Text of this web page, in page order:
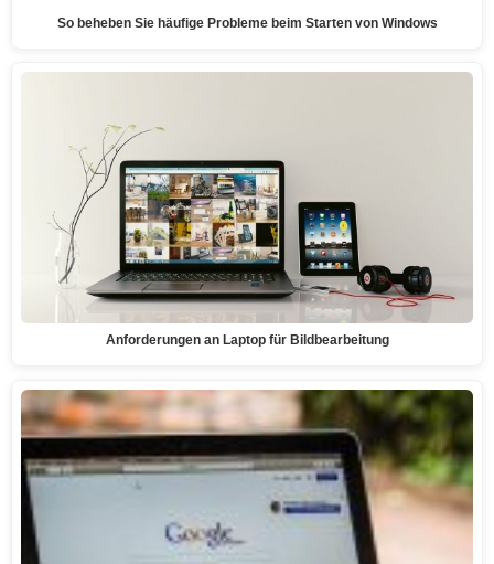
So beheben Sie häufige Probleme beim Starten von Windows
Anforderungen an Laptop für Bildbearbeitung